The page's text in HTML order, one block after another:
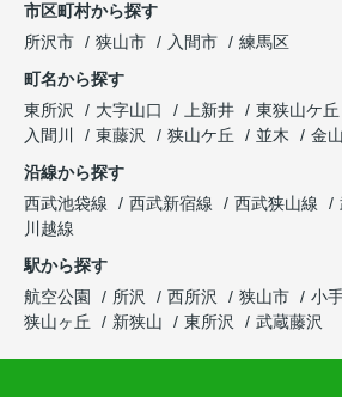
市区町村から探す
所沢市
狭山市 入間市
練馬区
町名から探す
東所沢
大字山口 上新井 東狭山ケ丘
入間川
東藤沢 狭山ケ丘 並木
金
沿線から探す
西武池袋線
西武新宿線 西武狭山線
川越線
駅から探す
航空公園
所沢 西所沢 狭山市 小
狭山ヶ丘
新狭山 東所沢 武蔵藤沢